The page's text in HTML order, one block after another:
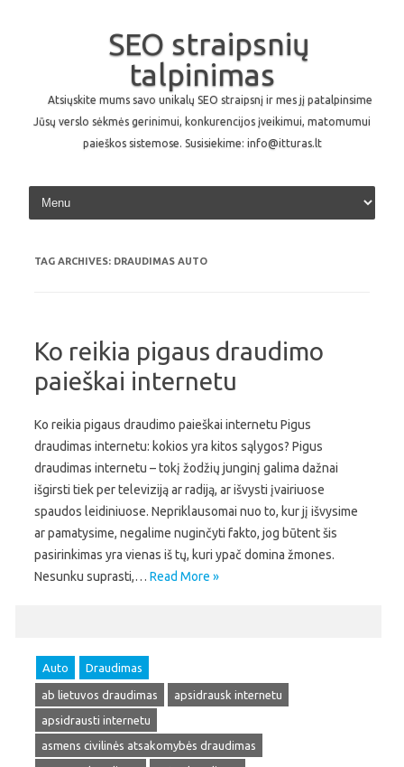
SEO straipsnių
talpinimas
Atsiųskite mums savo unikalų SEO straipsnį ir mes jį patalpinsime
Jūsų verslo sėkmės gerinimui, konkurencijos įveikimui, matomumui
paieškos sistemose. Susisiekime: info@itturas.lt
Skip to content
TAG ARCHIVES: DRAUDIMAS AUTO
Ko reikia pigaus draudimo
paieškai internetu
Ko reikia pigaus draudimo paieškai internetu Pigus
draudimas internetu: kokios yra kitos sąlygos? Pigus
draudimas internetu – tokį žodžių junginį galima dažnai
išgirsti tiek per televiziją ar radiją, ar išvysti įvairiuose
spaudos leidiniuose. Nepriklausomai nuo to, kur jį išvysime
ar pamatysime, negalime nuginčyti fakto, jog būtent šis
pasirinkimas yra vienas iš tų, kuri ypač domina žmones.
Nesunku suprasti,… Read More »
Auto Draudimas
ab lietuvos draudimas
apsidrausk internetu
apsidrausti internetu
asmens civilinės atsakomybės draudimas